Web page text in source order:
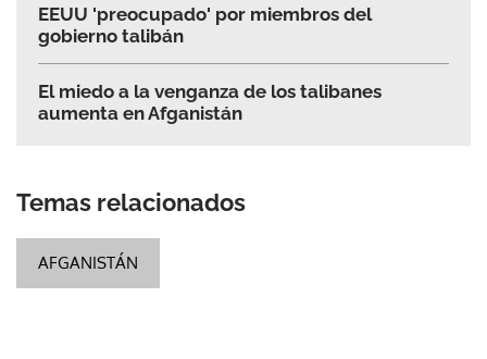
EEUU 'preocupado' por miembros del
gobierno talibán
El miedo a la venganza de los talibanes
aumenta en Afganistán
Temas relacionados
AFGANISTÁN